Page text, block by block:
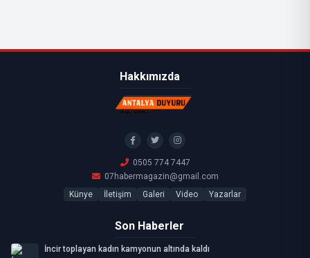
Hakkımızda
0505 774 7447
07habermagazin@gmail.com
Künye
İletişim Galeri Video Yazarlar
Son Haberler
İncir toplayan kadın kamyonun altında kaldı